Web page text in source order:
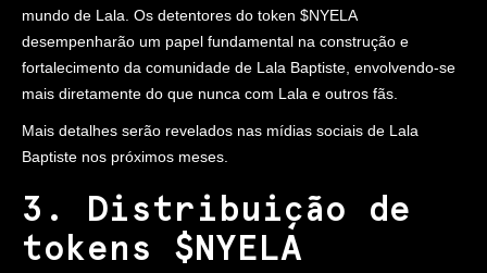
mundo de Lala. Os detentores do token $NYELA
desempenharão um papel fundamental na construção e
fortalecimento da comunidade de Lala Baptiste, envolvendo-se
mais diretamente do que nunca com Lala e outros fãs.
Mais detalhes serão revelados nas mídias sociais de Lala
Baptiste nos próximos meses.
3. Distribuição de
tokens $NYELA